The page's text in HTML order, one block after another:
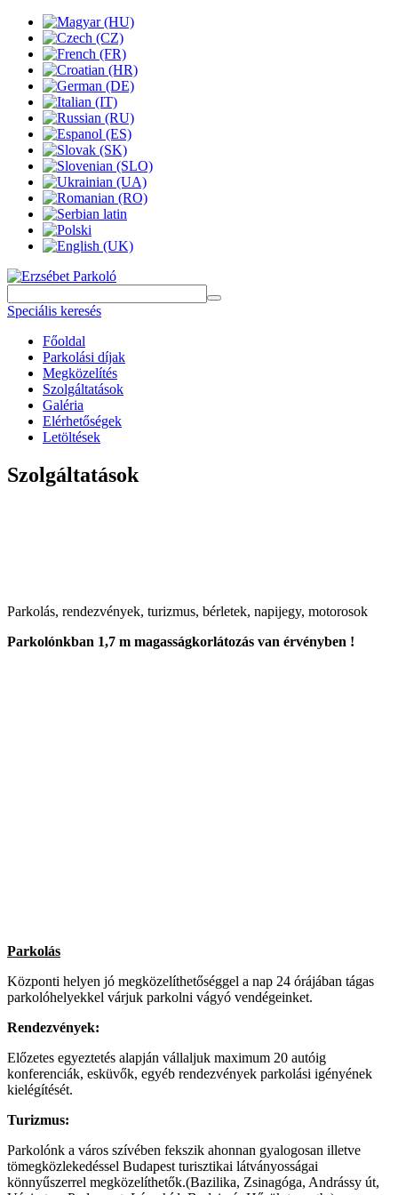
Speciális keresés
Főoldal
Parkolási díjak
Megközelítés
Szolgáltatások
Galéria
Elérhetőségek
Letöltések
Szolgáltatások
Parkolás, rendezvények, turizmus, bérletek, napijegy, motorosok
Parkolónkban 1,7 m magasságkorlátozás van érvényben !
Parkolás
Központi helyen jó megközelíthetőséggel a nap 24 órájában tágas
parkolóhelyekkel várjuk parkolni vágyó vendégeinket.
Rendezvények:
Előzetes egyeztetés alapján vállaljuk maximum 20 autóig
konferenciák, esküvők, egyéb rendezvények parkolási igényének
kielégítését.
Turizmus:
Parkolónk a város szívében fekszik ahonnan gyalogosan illetve
tömegközlekedéssel Budapest turisztikai látványosságai
könnyűszerrel megközelíthetők.(Bazilika, Zsinagóga, Andrássy út,